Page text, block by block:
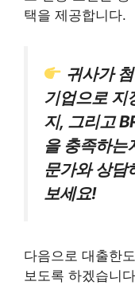
택을 제공합니다.
귀사가
기업으로 지
지, 그리고
을 충족하는
문가와 상담
보세요!
다음으로 대출한
보도록 하겠습니